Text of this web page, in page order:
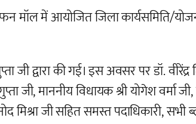
में आयोजित जिला कार्यसमिति/
जी द्वारा की गई। इस अवसर पर डॉ. वीरेंद्र
जी, माननीय विधायक श्री योगेश वर्मा
मिश्रा जी सहित समस्त पदाधिकारी,